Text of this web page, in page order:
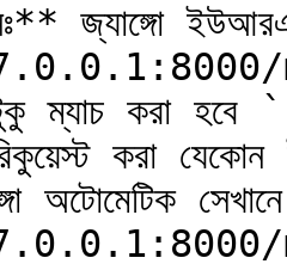
জ্যাঙ্গো
ম্যাচ করা
করা
অটোমেটিক